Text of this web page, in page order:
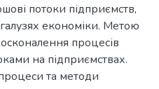
потоки підприємств,
економіки. Метою
процесів
на підприємствах.
та методи